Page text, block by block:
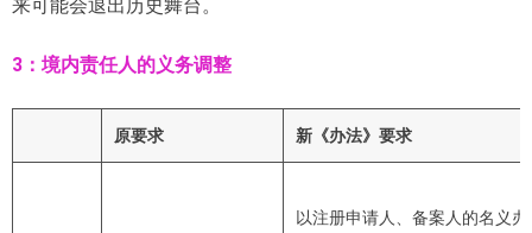
来可能会退出历史舞台。
3：境内责任人的义务调整
原要求 新《办法》要求
以注册申请人、备案人的名义办